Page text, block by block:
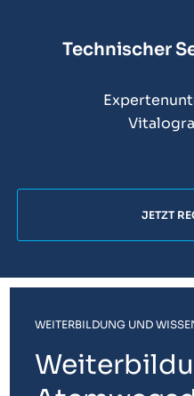
Technischer
JETZT
WEITERBILDUNG UND